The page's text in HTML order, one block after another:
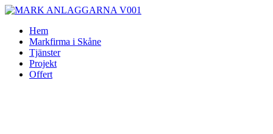
Skip
contentHem
Markfirma i Skåne
Tjänster
Projekt
Offert